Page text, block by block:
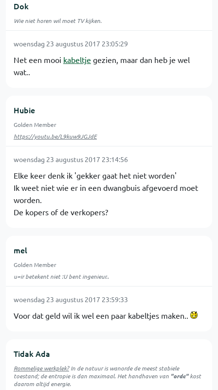
Dok
Wie niet horen wil moet TV kijken.
woensdag 23 augustus 2017 23:05:29
Net een mooi kabeltje gezien, maar dan heb je wel
wat..
Hubie
Golden Member
https://youtu.be/L9kuw9JGJdE
woensdag 23 augustus 2017 23:14:56
Elke keer denk ik 'gekker gaat het niet worden'
Ik weet niet wie er in een dwangbuis afgevoerd moet
worden.
De kopers of de verkopers?
mel
Golden Member
u=ir betekent niet :U bent ingenieur..
woensdag 23 augustus 2017 23:59:33
Voor dat geld wil ik wel een paar kabeltjes maken..
Tidak Ada
Rommelige werkplek?In de natuur iswanordede meest stabiele
toestand; de entropie is dan maximaal. Het handhaven van "orde"kost
daarom altijd energie.